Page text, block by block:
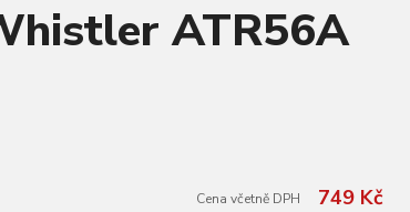
ATR56A
Cena včetně DPH 749 Kč